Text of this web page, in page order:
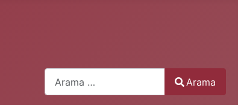
Type 2 or more characters for results.
Arama